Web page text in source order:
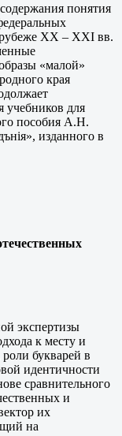
понятия
XX – XXI вв.
«малой»
края
учебников для
пособия А.Н.
изданного в
экспертизы
к месту и
букварей в
идентичности
сравнительного
и
их
на